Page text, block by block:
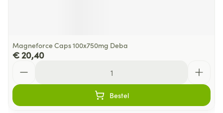
Magneforce Caps 100x750mg Deba
€ 20,40
Bestel